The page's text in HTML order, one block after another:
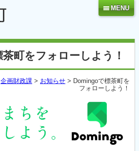
MENU
町をフォローしよう！
企画財政課 > お知らせ > Domingoで標茶町を
フォローしよう！